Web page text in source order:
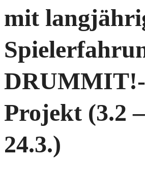
mit
DRUMMIT!-
Projekt (3.2 –
24.3.)